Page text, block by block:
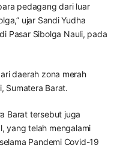
pedagang dari luar
ujar Sandi Yudha
Pasar Sibolga Nauli, pada
daerah zona merah
Sumatera Barat.
Barat tersebut juga
yang telah mengalami
Pandemi Covid-19